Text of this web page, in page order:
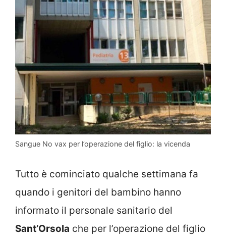
Sangue No vax per l’operazione del figlio: la vicenda
Tutto è cominciato qualche settimana fa
quando i genitori del bambino hanno
informato il personale sanitario del
Sant’Orsola che per l’operazione del figlio